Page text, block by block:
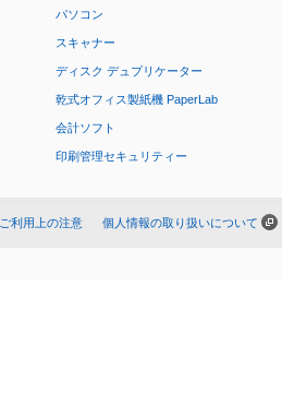
パソコン
スキャナー
ディスク デュプリケーター
乾式オフィス製紙機 PaperLab
会計ソフト
印刷管理セキュリティー
ご利用上の注意 個人情報の取り扱いについて